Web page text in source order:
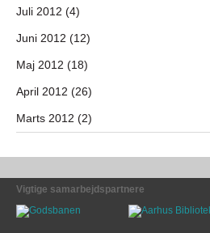
Juli 2012 (4)
Juni 2012 (12)
Maj 2012 (18)
April 2012 (26)
Marts 2012 (2)
Vigtige samarbejdspartnere